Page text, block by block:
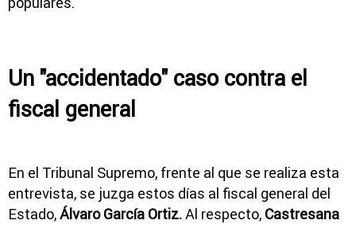
Un "accidentado" caso contra el
fiscal general
En el Tribunal Supremo, frente al que se realiza esta
entrevista, se juzga estos días al fiscal general del
Estado,Álvaro García Ortiz.Al respecto, Castresana